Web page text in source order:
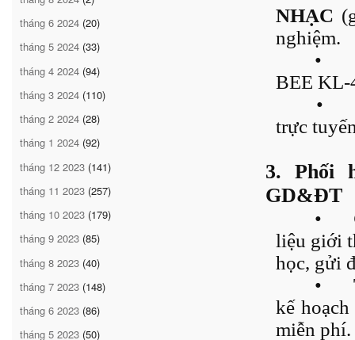
tháng 6 2024 (20)
tháng 5 2024 (33)
tháng 4 2024 (94)
tháng 3 2024 (110)
tháng 2 2024 (28)
tháng 1 2024 (92)
tháng 12 2023 (141)
tháng 11 2023 (257)
tháng 10 2023 (179)
tháng 9 2023 (85)
tháng 8 2023 (40)
tháng 7 2023 (148)
tháng 6 2023 (86)
tháng 5 2023 (50)
NHẠC
nghiệm.
•
BEE KL-
•
trực
3. Phối
GD&ĐT
•
liệu giới
học, gửi
•
kế
miễn phí.